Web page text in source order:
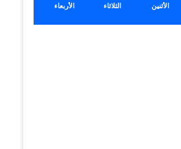
الأثنين الثلاثاء الأربعاء